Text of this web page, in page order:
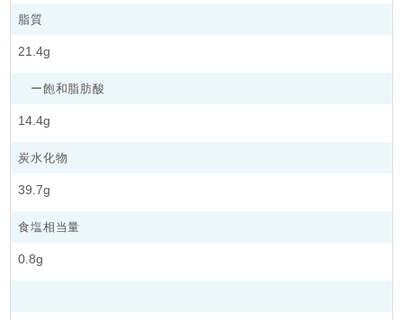
脂質
21.4g
ー飽和脂肪酸
14.4g
炭水化物
39.7g
食塩相当量
0.8g